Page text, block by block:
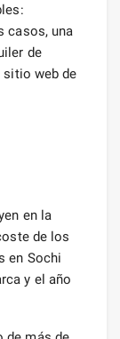
casos, una
de
web de
en la
de los
en Sochi
y el año